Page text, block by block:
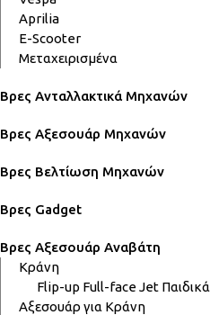
Aprilia
E-Scooter
Μεταχειρισμένα
Βρες Ανταλλακτικά Μηχανών
Βρες Αξεσουάρ Μηχανών
Βρες Βελτίωση Μηχανών
Βρες Gadget
Βρες Αξεσουάρ Αναβάτη
Κράνη
Flip-up Full-faceJet Παιδικά
Αξεσουάρ για Κράνη